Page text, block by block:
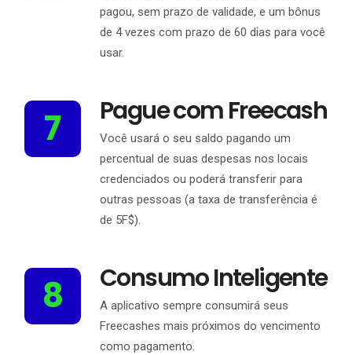
pagou, sem prazo de validade, e um bônus
de 4 vezes com prazo de 60 dias para você
usar.
7 Pague com Freecash
Você usará o seu saldo pagando um
percentual de suas despesas nos locais
credenciados ou poderá transferir para
outras pessoas (a taxa de transferência é
de 5F$).
8 Consumo Inteligente
A aplicativo sempre consumirá seus
Freecashes mais próximos do vencimento
como pagamento.